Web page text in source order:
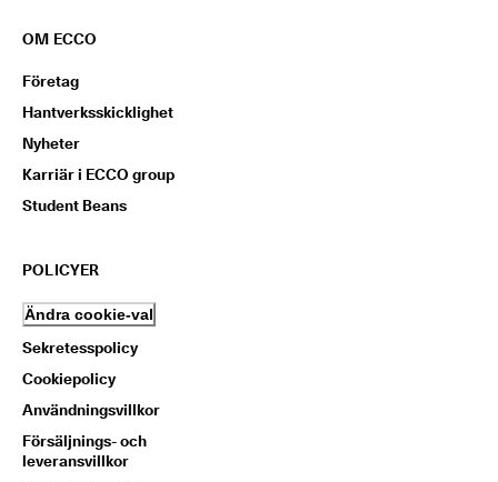
OM ECCO
Företag
Hantverksskicklighet
Nyheter
Karriär i ECCO group
Student Beans
POLICYER
Ändra cookie-val
Sekretesspolicy
Cookiepolicy
Användningsvillkor
Försäljnings- och
leveransvillkor